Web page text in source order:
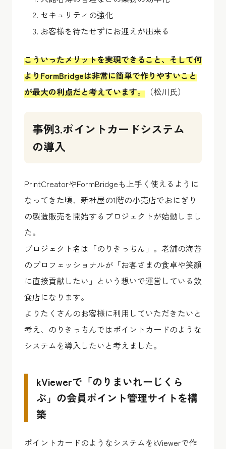
セキュリティの強化
お客様を待たせずにお迎えが出来る
こういったメリットを実現できること、そして何
よりFormBridgeは非常に簡単で作りやすいこと
が最大の利点だと考えています。 （松川氏）
事例3.ポイントカードシステム
の導入
PrintCreatorやFormBridgeも上手く使えるように
なってきた頃、新社屋の1階の小売店でおにぎり
の製造販売を開始するプロジェクトが始動しまし
た。
プロジェクト名は「のりきっちん」。老舗の海苔
のプロフェッショナルが「お客さまの食卓や笑顔
に直接貢献したい」という想いで運営している飲
食店になります。
よりたくさんのお客様に利用していただきたいと
考え、のりきっちんではポイントカードのような
システムを導入したいと考えました。
kViewerで「のりまいれーじくら
ぶ」の会員ポイント管理サイトを構
築
ポイントカードのようなシステムをkViewerで作